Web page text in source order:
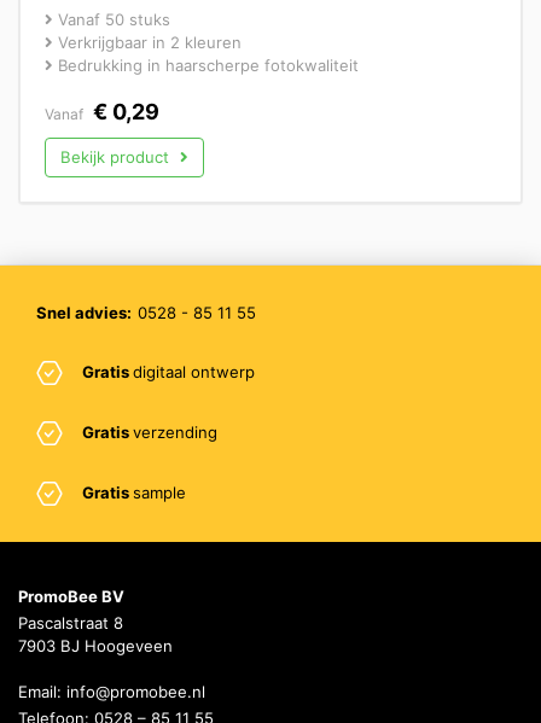
Vanaf 50 stuks
Verkrijgbaar in 2 kleuren
Bedrukking in haarscherpe fotokwaliteit
Vanaf € 0,29
Bekijk product
Snel advies: 0528 - 85 11 55
Gratisdigitaal ontwerp
Gratisverzending
Gratissample
PromoBee BV
Pascalstraat 8
7903 BJ Hoogeveen
Email: info@promobee.nl
Telefoon: 0528 – 85 11 55